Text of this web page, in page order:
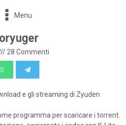
Menu
28 Commenti
e gli streaming di Zyuden
programma per scaricare i torrent.